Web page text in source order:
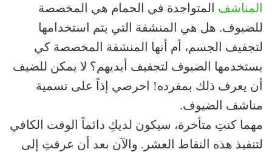
المناشف المتواجدة في الحمام هي المخصصة
للضيوف. هل هي المنشفة التي يتم استخدامها
لتجفيف الجسم، أم أنها المنشفة المخصصة كي
يستخدمها الضيوف لتجفيف أيديهم؟ لا يمكن للضيف
أن يعرف ذلك بمفرده! احرصي إذاً على تسمية
مناشف الضيوف.
مهما كنتِ متأخرة، سيكون لديكِ دائماً الوقت الكافي
لتنفيذ هذه النقاط العشر. والآن بعد أن عرفتِ إلى